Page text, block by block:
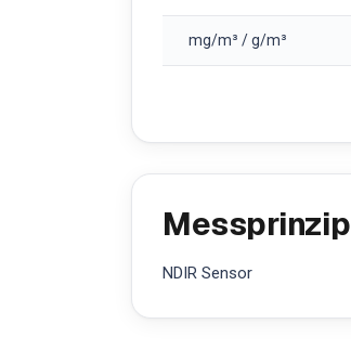
mg/m³ / g/m³
Messprinzip
NDIR Sensor